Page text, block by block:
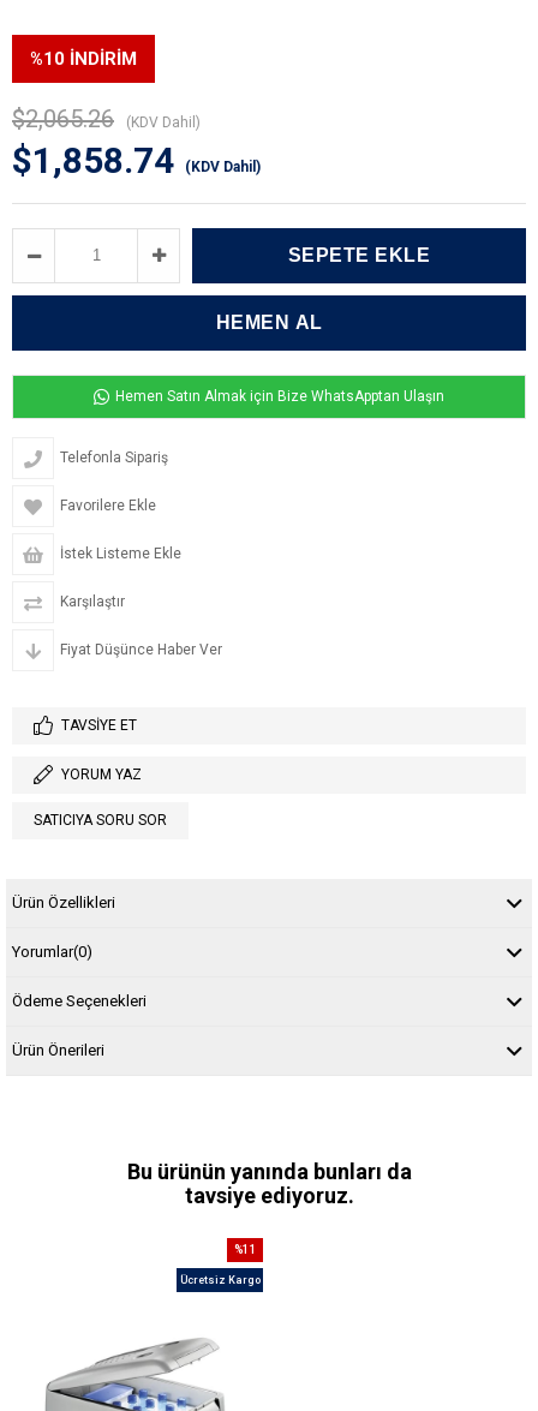
%10 İNDIRIM
$2,065.26 (KDV Dahil)
$1,858.74 (KDV Dahil)
Hemen Satın Almak için Bize WhatsApptan Ulaşın
Telefonla Sipariş
Favorilere Ekle
İstek Listeme Ekle
Karşılaştır
Fiyat Düşünce Haber Ver
TAVSIYE ET
YORUM YAZ
SATICIYA SORU SOR
Ürün Özellikleri
Yorumlar(0)
Ödeme Seçenekleri
Ürün Önerileri
Bu ürünün yanında bunları da
tavsiye ediyoruz.
%11
İndirim
Ücretsiz Kargo